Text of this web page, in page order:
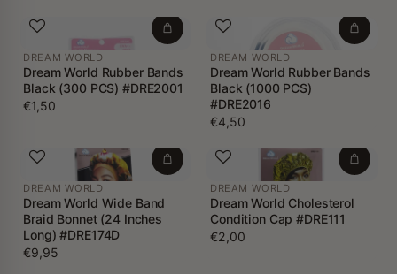
DREAM WORLD
Dream World Rubber Bands
Black (300 PCS) #DRE2001
€1,50
DREAM WORLD
Dream World Rubber Bands
Black (1000 PCS)
#DRE2016
€4,50
DREAM WORLD
Dream World Wide Band
Braid Bonnet (24 Inches
Long) #DRE174D
€9,95
DREAM WORLD
Dream World Cholesterol
Condition Cap #DRE111
€2,00